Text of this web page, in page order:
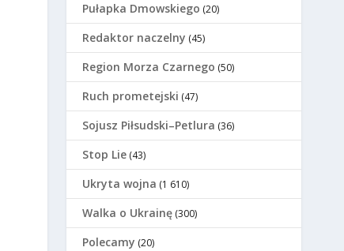
Pułapka Dmowskiego (20)
Redaktor naczelny (45)
Region Morza Czarnego (50)
Ruch prometejski (47)
Sojusz Piłsudski–Petlura (36)
Stop Lie (43)
Ukryta wojna (1 610)
Walka o Ukrainę (300)
Polecamy (20)